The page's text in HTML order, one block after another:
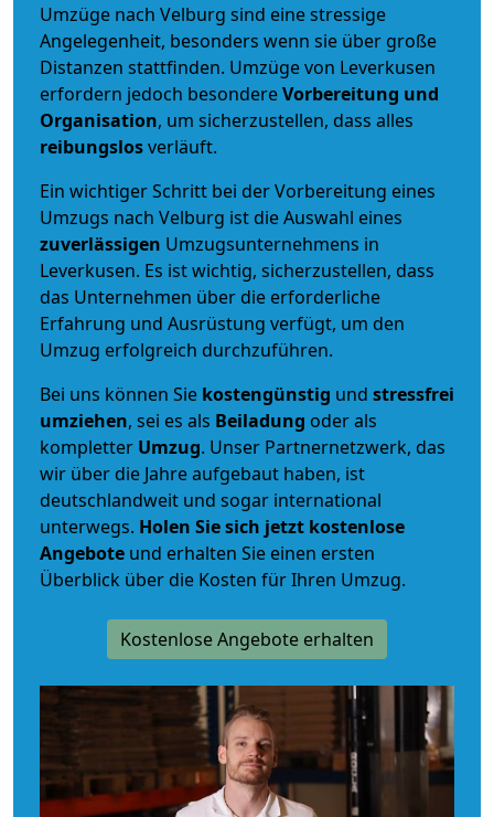
Umzüge nach Velburg sind eine stressige
Angelegenheit, besonders wenn sie über große
Distanzen stattfinden. Umzüge von Leverkusen
erfordern jedoch besondereVorbereitung und
Organisation, um sicherzustellen, dass alles
reibungslosverläuft.
Ein wichtiger Schritt bei der Vorbereitung eines
Umzugs nach Velburg ist die Auswahl eines
zuverlässigen Umzugsunternehmens in
Leverkusen. Es ist wichtig, sicherzustellen, dass
das Unternehmen über die erforderliche
Erfahrung und Ausrüstung verfügt, um den
Umzug erfolgreich durchzuführen.
Bei uns können Sie kostengünstig und stressfrei
umziehen, sei es als Beiladung oder als
kompletter Umzug. Unser Partnernetzwerk, das
wir über die Jahre aufgebaut haben, ist
deutschlandweit und sogar international
unterwegs. Holen Sie sich jetzt kostenlose
Angebote und erhalten Sie einen ersten
Überblick über die Kosten für Ihren Umzug.
Kostenlose Angebote erhalten